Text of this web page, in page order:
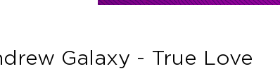
Galaxy - True Love